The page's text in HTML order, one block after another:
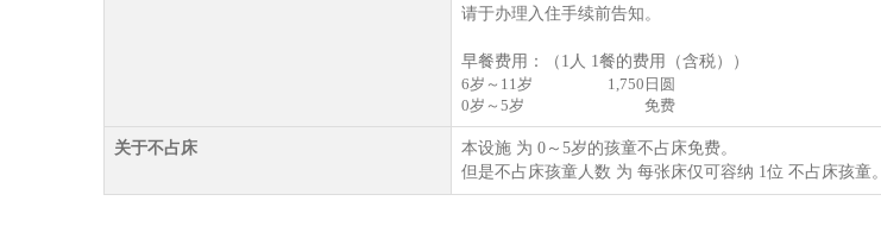
请于办理入住手续前告知。
早餐费用：（1人 1餐的费用（含税））
6岁～11岁
1,750日圆
0岁～5岁
免费
关于不占床
本设施 为 0～5岁的孩童不占床免费。
但是不占床孩童人数 为 每张床仅可容纳 1位 不占床孩童。